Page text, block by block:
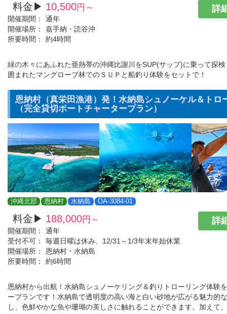
料金▶ 10,500円～
開催期間：
通年
開催場所：
嘉手納・読谷沖
所要時間：
約4時間
詳
緑の木々にあふれた亜熱帯の沖縄比謝川をSUP(サップ)に乗って探
囲まれたマングローブ林でのＳＵＰと船釣り体験をセットで！
恩納村（真栄田漁港）発！水納島シュノーケル＆トロ
（完全貸切ボートチャータープラン）
沖縄北部 恩納村 水納島 OA-3084-01
料金▶ 188,000円～
開催期間：
通年
受付不可：
毎週日曜は休み、12/31～1/3年末年始休業
開催場所：
恩納村・水納島
所要時間：
約6時間
詳
恩納村から出航！水納島シュノーケリング＆釣りトローリング体験
ープランです！水納島で透明度の高い海と白い砂地が広がる魅力的
し、色鮮やかな魚や珊瑚の美しさに触れることができます。加えて